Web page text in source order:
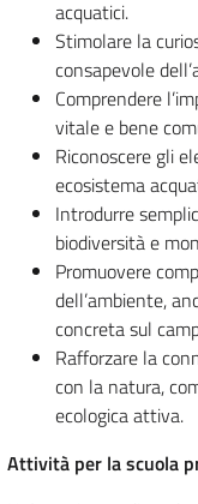
acquatici.
Stimolare la
consapevole
Comprendere
vitale e bene
Riconoscere gli
ecosistema
Introdurre
biodiversità e
Promuovere
dell’ambiente,
concreta sul
Rafforzare la
con la natura,
ecologica attiva.
Attività per la scuola